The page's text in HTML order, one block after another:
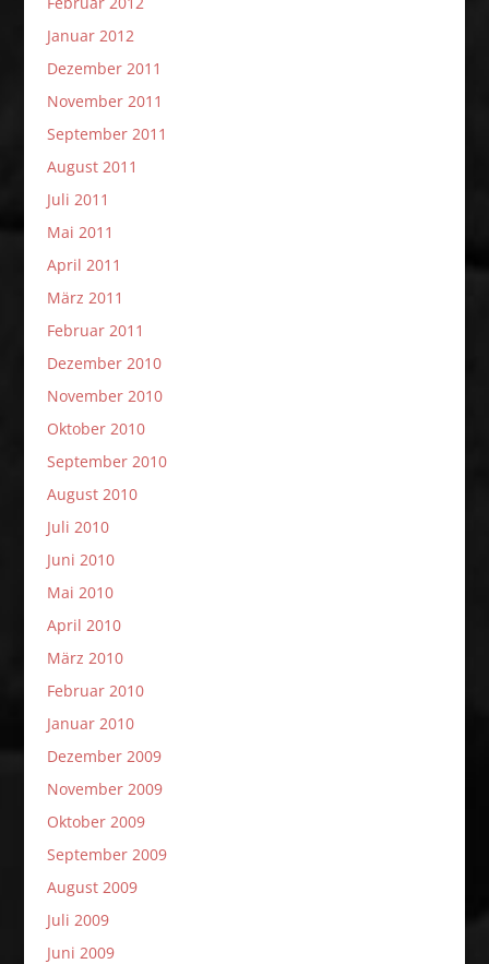
Januar 2012
Dezember 2011
November 2011
September 2011
August 2011
Juli 2011
Mai 2011
April 2011
März 2011
Februar 2011
Dezember 2010
November 2010
Oktober 2010
September 2010
August 2010
Juli 2010
Juni 2010
Mai 2010
April 2010
März 2010
Februar 2010
Januar 2010
Dezember 2009
November 2009
Oktober 2009
September 2009
August 2009
Juli 2009
Juni 2009